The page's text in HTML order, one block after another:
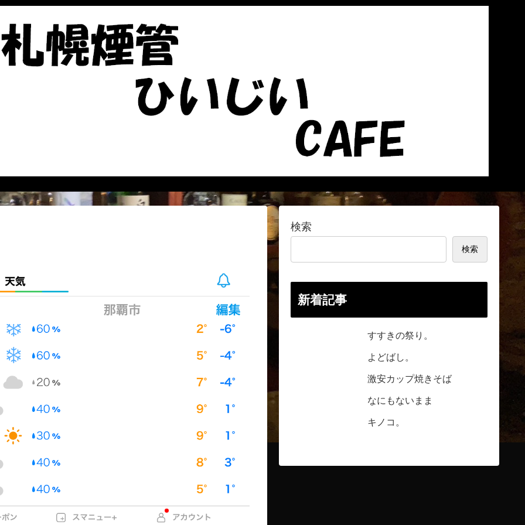
検索
検索
新着記事
すすきの祭り。
よどばし。
激安カップ焼きそば
なにもないまま
キノコ。